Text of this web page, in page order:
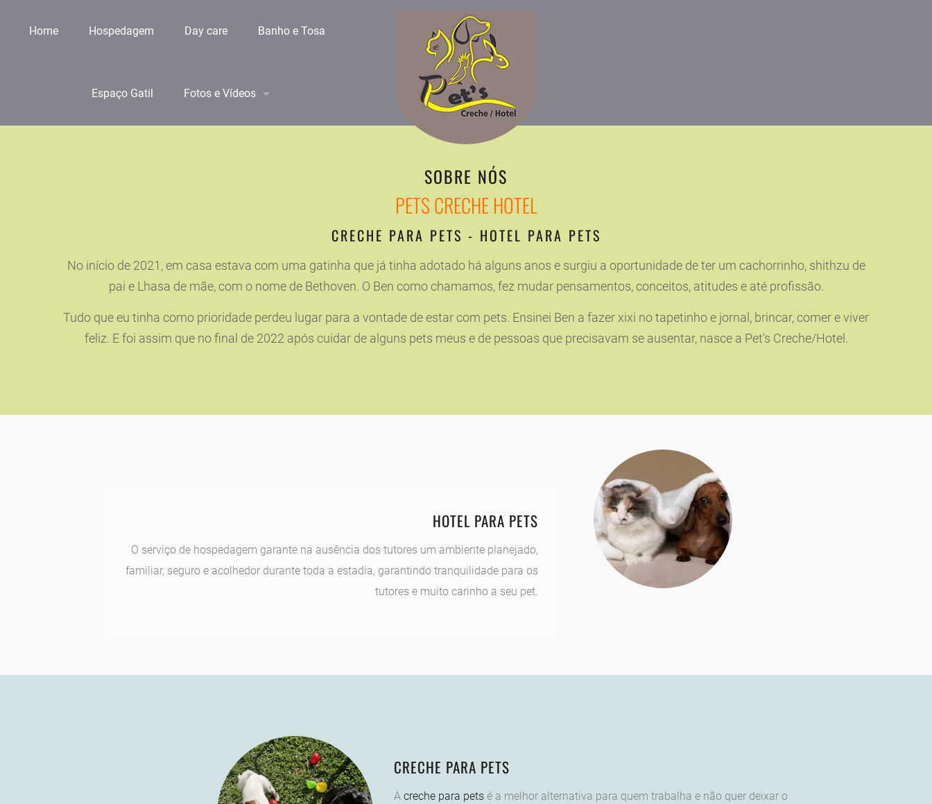
Home Hospedagem Day care Banho e Tosa
Espaço Gatil Fotos e Vídeos
SOBRE NÓS
PETS CRECHE HOTEL
CRECHE PARA PETS - HOTEL PARA PETS
No início de 2021, em casa estava com uma gatinha que já tinha adotado há alguns anos e surgiu a oportunidade de ter um cachorrinho, shithzu de
pai e Lhasa de mãe, com o nome de Bethoven. O Ben como chamamos, fez mudar pensamentos, conceitos, atitudes e até profissão.
Tudo que eu tinha como prioridade perdeu lugar para a vontade de estar com pets. Ensinei Ben a fazer xixi no tapetinho e jornal, brincar, comer e viver
feliz. E foi assim que no final de 2022 após cuidar de alguns pets meus e de pessoas que precisavam se ausentar, nasce a Pet's Creche/Hotel.
HOTEL PARA PETS
O serviço de hospedagem garante na ausência dos tutores um ambiente planejado,
familiar, seguro e acolhedor durante toda a estadia, garantindo tranquilidade para os
tutores e muito carinho a seu pet.
CRECHE PARA PETS
A creche para petsé a melhor alternativa para quem trabalha e não quer deixar o